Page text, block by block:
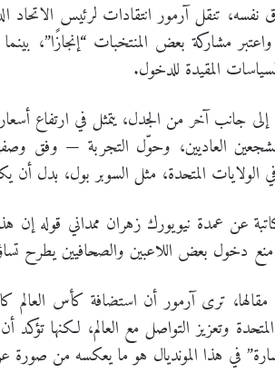
نفسه، تنقل آرمور انتقادات لرئيس الاتحاد
مشاركة بعض المنتخبات “إنجازًا”،
المقيدة للدخول.
إلى جانب آخر من الجدل، يتمثل في ارتفاع
العاديين، وحوّل التجربة — وفق
المتحدة، مثل السوبر بول، بدل أن
عن عمدة نيويورك زهران ممداني قوله
منع دخول بعض اللاعبين والصحافيين يطرح
ترى آرمور أن استضافة كأس
المتحدة وتعزيز التواصل مع العالم،
في هذا المونديال هو ما يعكسه من صورة